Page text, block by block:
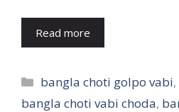
Read more
Categories
bangla choti golpo vabi,
bangla choti vabi choda,